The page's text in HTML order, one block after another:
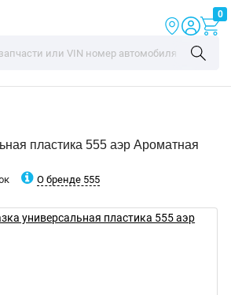
0
пластика 555 аэр Ароматная
О бренде 555